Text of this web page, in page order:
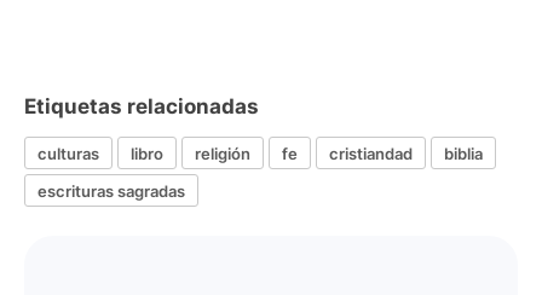
Etiquetas relacionadas
culturas libro religión fe cristiandad
biblia
escrituras sagradas